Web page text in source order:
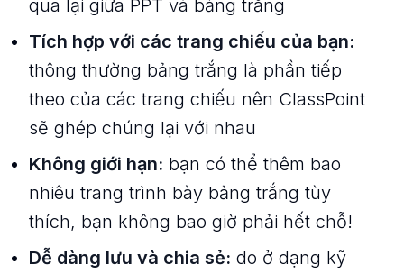
qua lại giữa PPT và bảng trắng
Tích hợp với các trang chiếu của bạn:
thông thường bảng trắng là phần tiếp
theo của các trang chiếu nên ClassPoint
sẽ ghép chúng lại với nhau
Không giới hạn: bạn có thể thêm bao
nhiêu trang trình bày bảng trắng tùy
thích, bạn không bao giờ phải hết chỗ!
Dễ dàng lưu và chia sẻ: do ở dạng kỹ